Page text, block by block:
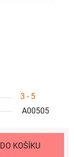
3 - 5
A00505
DO KOŠÍKU